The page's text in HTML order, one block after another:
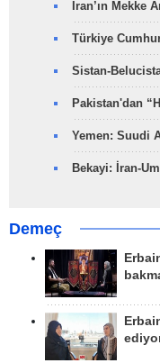
İran’ın Mekke
Türkiye
Sistan-
Pakistan'dan
Yemen: Suudi
Bekayi: İran-
Demeç